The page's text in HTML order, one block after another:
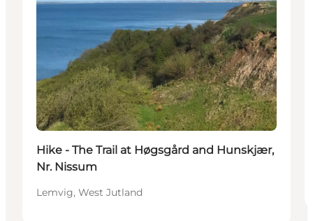
Hike - The Trail at Høgsgård and Hunskjær,
Nr. Nissum
Lemvig, West Jutland